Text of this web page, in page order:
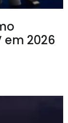
em 2026